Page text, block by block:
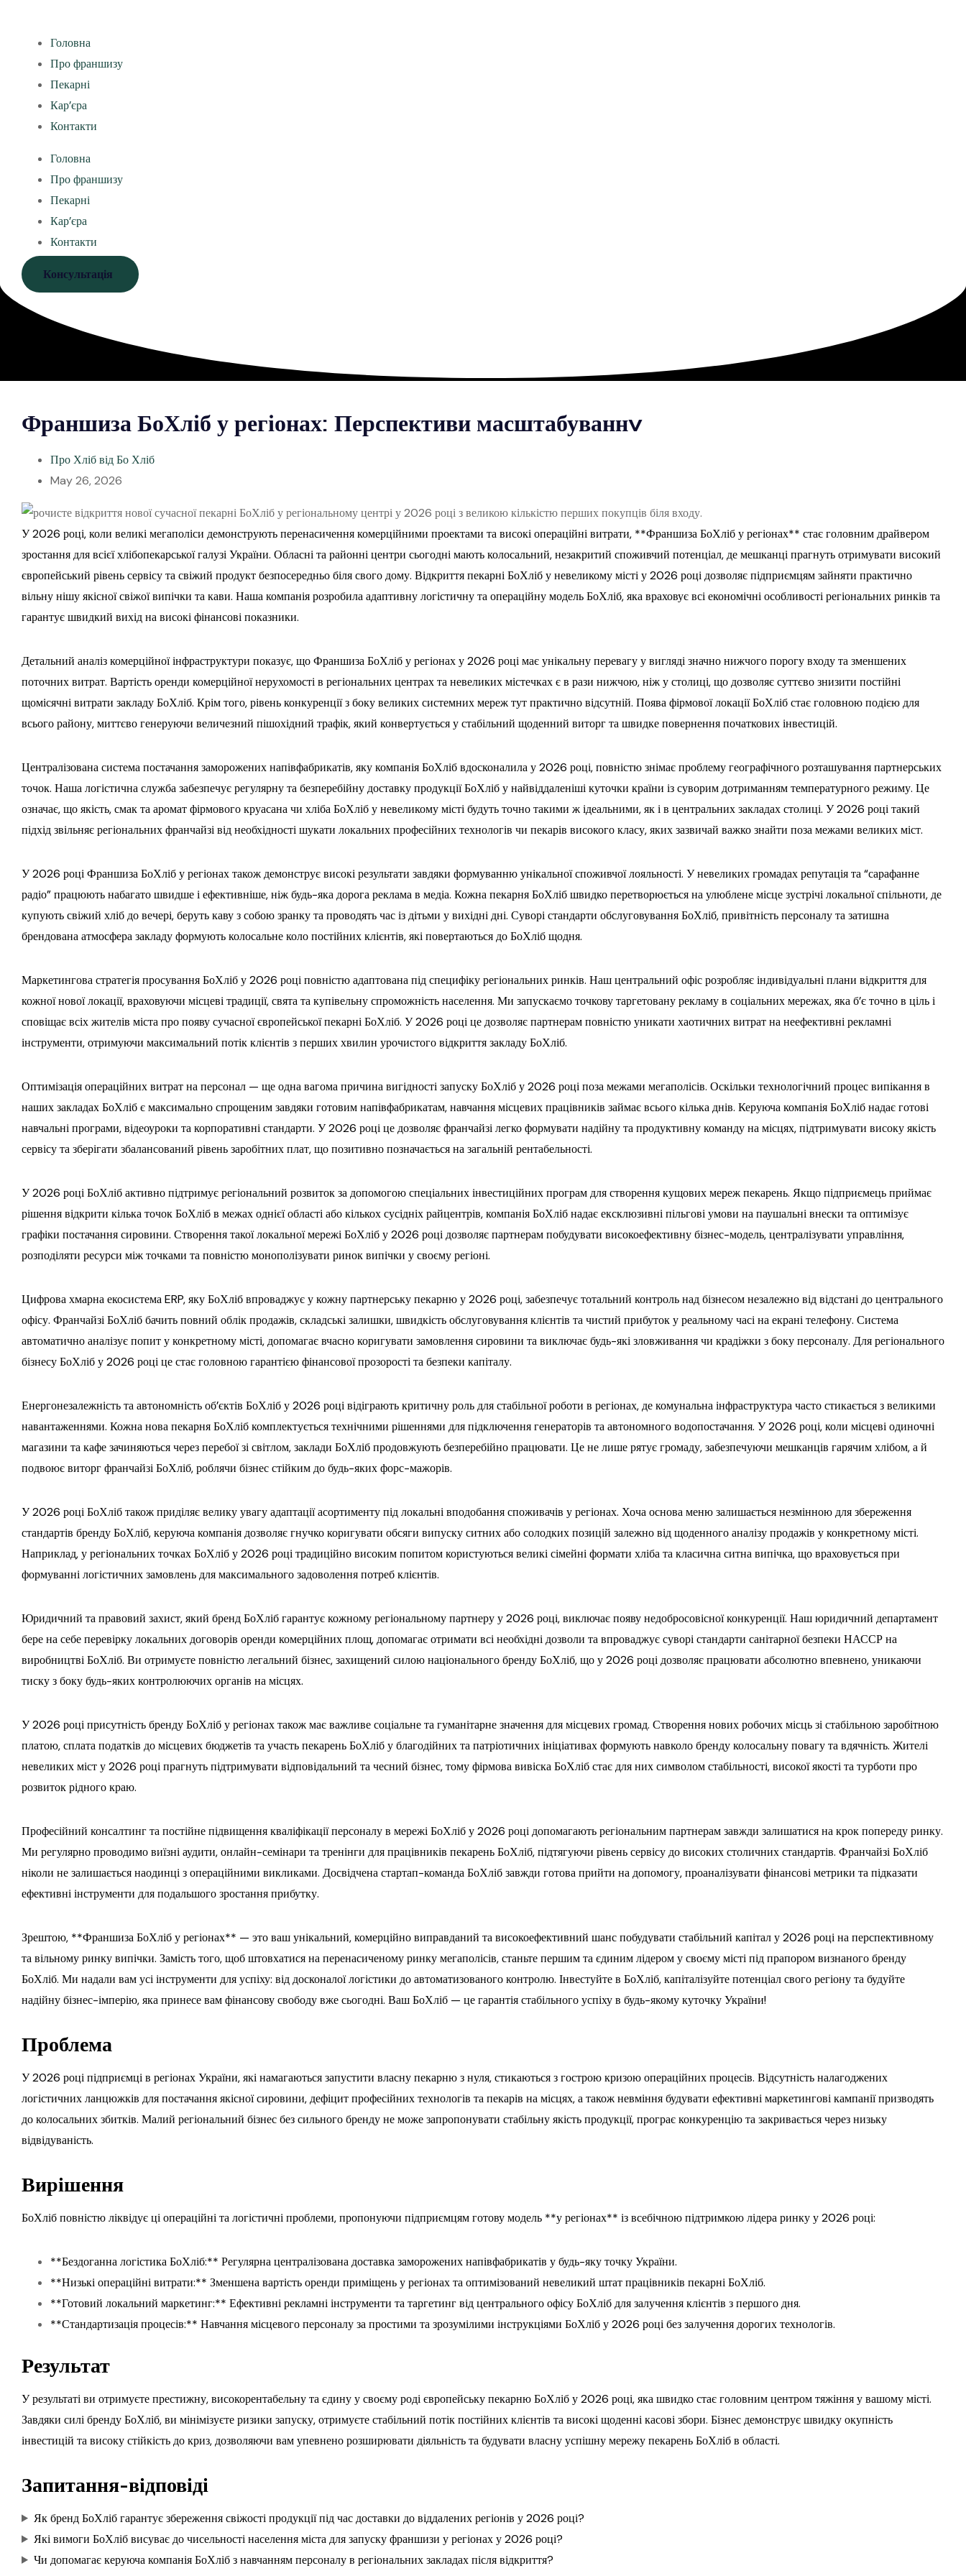
Головна
Про франшизу
Пекарні
Кар’єра
Контакти
Головна
Про франшизу
Пекарні
Кар’єра
Контакти
Консультація
Франшиза БоХліб у регіонах: Перспективи масштабуваннv
Про Хліб від Бо Хліб
May 26, 2026
У 2026 році, коли великі мегаполіси демонструють перенасичення комерційними проектами та високі операційні витрати, **Франшиза БоХліб у регіонах** стає головним драйвером
зростання для всієї хлібопекарської галузі України. Обласні та районні центри сьогодні мають колосальний, незакритий споживчий потенціал, де мешканці прагнуть отримувати високий
європейський рівень сервісу та свіжий продукт безпосередньо біля свого дому. Відкриття пекарні БоХліб у невеликому місті у 2026 році дозволяє підприємцям зайняти практично
вільну нішу якісної свіжої випічки та кави. Наша компанія розробила адаптивну логістичну та операційну модель БоХліб, яка враховує всі економічні особливості регіональних ринків та
гарантує швидкий вихід на високі фінансові показники.
Детальний аналіз комерційної інфраструктури показує, що Франшиза БоХліб у регіонах у 2026 році має унікальну перевагу у вигляді значно нижчого порогу входу та зменшених
поточних витрат. Вартість оренди комерційної нерухомості в регіональних центрах та невеликих містечках є в рази нижчою, ніж у столиці, що дозволяє суттєво знизити постійні
щомісячні витрати закладу БоХліб. Крім того, рівень конкуренції з боку великих системних мереж тут практично відсутній. Поява фірмової локації БоХліб стає головною подією для
всього району, миттєво генеруючи величезний пішохідний трафік, який конвертується у стабільний щоденний виторг та швидке повернення початкових інвестицій.
Централізована система постачання заморожених напівфабрикатів, яку компанія БоХліб вдосконалила у 2026 році, повністю знімає проблему географічного розташування партнерських
точок. Наша логістична служба забезпечує регулярну та безперебійну доставку продукції БоХліб у найвіддаленіші куточки країни із суворим дотриманням температурного режиму. Це
означає, що якість, смак та аромат фірмового круасана чи хліба БоХліб у невеликому місті будуть точно такими ж ідеальними, як і в центральних закладах столиці. У 2026 році такий
підхід звільняє регіональних франчайзі від необхідності шукати локальних професійних технологів чи пекарів високого класу, яких зазвичай важко знайти поза межами великих міст.
У 2026 році Франшиза БоХліб у регіонах також демонструє високі результати завдяки формуванню унікальної споживчої лояльності. У невеликих громадах репутація та “сарафанне
радіо” працюють набагато швидше і ефективніше, ніж будь-яка дорога реклама в медіа. Кожна пекарня БоХліб швидко перетворюється на улюблене місце зустрічі локальної спільноти, де
купують свіжий хліб до вечері, беруть каву з собою зранку та проводять час із дітьми у вихідні дні. Суворі стандарти обслуговування БоХліб, привітність персоналу та затишна
брендована атмосфера закладу формують колосальне коло постійних клієнтів, які повертаються до БоХліб щодня.
Маркетингова стратегія просування БоХліб у 2026 році повністю адаптована під специфіку регіональних ринків. Наш центральний офіс розробляє індивідуальні плани відкриття для
кожної нової локації, враховуючи місцеві традиції, свята та купівельну спроможність населення. Ми запускаємо точкову таргетовану рекламу в соціальних мережах, яка б’є точно в ціль і
сповіщає всіх жителів міста про появу сучасної європейської пекарні БоХліб. У 2026 році це дозволяє партнерам повністю уникати хаотичних витрат на неефективні рекламні
інструменти, отримуючи максимальний потік клієнтів з перших хвилин урочистого відкриття закладу БоХліб.
Оптимізація операційних витрат на персонал — ще одна вагома причина вигідності запуску БоХліб у 2026 році поза межами мегаполісів. Оскільки технологічний процес випікання в
наших закладах БоХліб є максимально спрощеним завдяки готовим напівфабрикатам, навчання місцевих працівників займає всього кілька днів. Керуюча компанія БоХліб надає готові
навчальні програми, відеоуроки та корпоративні стандарти. У 2026 році це дозволяє франчайзі легко формувати надійну та продуктивну команду на місцях, підтримувати високу якість
сервісу та зберігати збалансований рівень заробітних плат, що позитивно позначається на загальній рентабельності.
У 2026 році БоХліб активно підтримує регіональний розвиток за допомогою спеціальних інвестиційних програм для створення кущових мереж пекарень. Якщо підприємець приймає
рішення відкрити кілька точок БоХліб в межах однієї області або кількох сусідніх райцентрів, компанія БоХліб надає ексклюзивні пільгові умови на паушальні внески та оптимізує
графіки постачання сировини. Створення такої локальної мережі БоХліб у 2026 році дозволяє партнерам побудувати високоефективну бізнес-модель, централізувати управління,
розподіляти ресурси між точками та повністю монополізувати ринок випічки у своєму регіоні.
Цифрова хмарна екосистема ERP, яку БоХліб впроваджує у кожну партнерську пекарню у 2026 році, забезпечує тотальний контроль над бізнесом незалежно від відстані до центрального
офісу. Франчайзі БоХліб бачить повний облік продажів, складські залишки, швидкість обслуговування клієнтів та чистий прибуток у реальному часі на екрані телефону. Система
автоматично аналізує попит у конкретному місті, допомагає вчасно коригувати замовлення сировини та виключає будь-які зловживання чи крадіжки з боку персоналу. Для регіонального
бізнесу БоХліб у 2026 році це стає головною гарантією фінансової прозорості та безпеки капіталу.
Енергонезалежність та автономність об’єктів БоХліб у 2026 році відіграють критичну роль для стабільної роботи в регіонах, де комунальна інфраструктура часто стикається з великими
навантаженнями. Кожна нова пекарня БоХліб комплектується технічними рішеннями для підключення генераторів та автономного водопостачання. У 2026 році, коли місцеві одиночні
магазини та кафе зачиняються через перебої зі світлом, заклади БоХліб продовжують безперебійно працювати. Це не лише рятує громаду, забезпечуючи мешканців гарячим хлібом, а й
подвоює виторг франчайзі БоХліб, роблячи бізнес стійким до будь-яких форс-мажорів.
У 2026 році БоХліб також приділяє велику увагу адаптації асортименту під локальні вподобання споживачів у регіонах. Хоча основа меню залишається незмінною для збереження
стандартів бренду БоХліб, керуюча компанія дозволяє гнучко коригувати обсяги випуску ситних або солодких позицій залежно від щоденного аналізу продажів у конкретному місті.
Наприклад, у регіональних точках БоХліб у 2026 році традиційно високим попитом користуються великі сімейні формати хліба та класична ситна випічка, що враховується при
формуванні логістичних замовлень для максимального задоволення потреб клієнтів.
Юридичний та правовий захист, який бренд БоХліб гарантує кожному регіональному партнеру у 2026 році, виключає появу недобросовісної конкуренції. Наш юридичний департамент
бере на себе перевірку локальних договорів оренди комерційних площ, допомагає отримати всі необхідні дозволи та впроваджує суворі стандарти санітарної безпеки НАССР на
виробництві БоХліб. Ви отримуєте повністю легальний бізнес, захищений силою національного бренду БоХліб, що у 2026 році дозволяє працювати абсолютно впевнено, уникаючи
тиску з боку будь-яких контролюючих органів на місцях.
У 2026 році присутність бренду БоХліб у регіонах також має важливе соціальне та гуманітарне значення для місцевих громад. Створення нових робочих місць зі стабільною заробітною
платою, сплата податків до місцевих бюджетів та участь пекарень БоХліб у благодійних та патріотичних ініціативах формують навколо бренду колосальну повагу та вдячність. Жителі
невеликих міст у 2026 році прагнуть підтримувати відповідальний та чесний бізнес, тому фірмова вивіска БоХліб стає для них символом стабільності, високої якості та турботи про
розвиток рідного краю.
Професійний консалтинг та постійне підвищення кваліфікації персоналу в мережі БоХліб у 2026 році допомагають регіональним партнерам завжди залишатися на крок попереду ринку.
Ми регулярно проводимо виїзні аудити, онлайн-семінари та тренінги для працівників пекарень БоХліб, підтягуючи рівень сервісу до високих столичних стандартів. Франчайзі БоХліб
ніколи не залишається наодинці з операційними викликами. Досвідчена стартап-команда БоХліб завжди готова прийти на допомогу, проаналізувати фінансові метрики та підказати
ефективні інструменти для подальшого зростання прибутку.
Зрештою, **Франшиза БоХліб у регіонах** — это ваш унікальний, комерційно виправданий та високоефективний шанс побудувати стабільний капітал у 2026 році на перспективному
та вільному ринку випічки. Замість того, щоб штовхатися на перенасиченому ринку мегаполісів, станьте першим та єдиним лідером у своєму місті під прапором визнаного бренду
БоХліб. Ми надали вам усі інструменти для успіху: від досконалої логістики до автоматизованого контролю. Інвестуйте в БоХліб, капіталізуйте потенціал свого регіону та будуйте
надійну бізнес-імперію, яка принесе вам фінансову свободу вже сьогодні. Ваш БоХліб — це гарантія стабільного успіху в будь-якому куточку України!
Проблема
У 2026 році підприємці в регіонах України, які намагаються запустити власну пекарню з нуля, стикаються з гострою кризою операційних процесів. Відсутність налагоджених
логістичних ланцюжків для постачання якісної сировини, дефіцит професійних технологів та пекарів на місцях, а також невміння будувати ефективні маркетингові кампанії призводять
до колосальних збитків. Малий регіональний бізнес без сильного бренду не може запропонувати стабільну якість продукції, програє конкуренцію та закривається через низьку
відвідуваність.
Вирішення
БоХліб повністю ліквідує ці операційні та логістичні проблеми, пропонуючи підприємцям готову модель **у регіонах** із всебічною підтримкою лідера ринку у 2026 році:
**Бездоганна логістика БоХліб:** Регулярна централізована доставка заморожених напівфабрикатів у будь-яку точку України.
**Низькі операційні витрати:** Зменшена вартість оренди приміщень у регіонах та оптимізований невеликий штат працівників пекарні БоХліб.
**Готовий локальний маркетинг:** Ефективні рекламні інструменти та таргетинг від центрального офісу БоХліб для залучення клієнтів з першого дня.
**Стандартизація процесів:** Навчання місцевого персоналу за простими та зрозумілими інструкціями БоХліб у 2026 році без залучення дорогих технологів.
Результат
У результаті ви отримуєте престижну, високорентабельну та єдину у своєму роді європейську пекарню БоХліб у 2026 році, яка швидко стає головним центром тяжіння у вашому місті.
Завдяки силі бренду БоХліб, ви мінімізуєте ризики запуску, отримуєте стабільний потік постійних клієнтів та високі щоденні касові збори. Бізнес демонструє швидку окупність
інвестицій та високу стійкість до криз, дозволяючи вам упевнено розширювати діяльність та будувати власну успішну мережу пекарень БоХліб в області.
Запитання-відповіді
Як бренд БоХліб гарантує збереження свіжості продукції під час доставки до віддалених регіонів у 2026 році?
Які вимоги БоХліб висуває до чисельності населення міста для запуску франшизи у регіонах у 2026 році?
Чи допомагає керуюча компанія БоХліб з навчанням персоналу в регіональних закладах після відкриття?